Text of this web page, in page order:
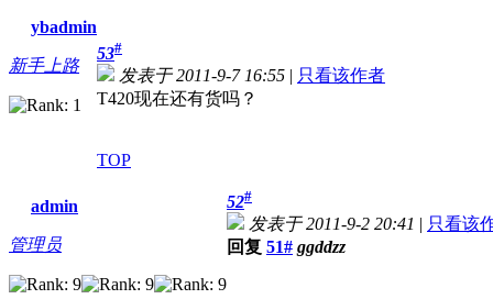
ybadmin
新手上路
53#
发表于 2011-9-7 16:55 | 只看该作者
T420现在还有货吗？
TOP
admin
管理员
52#
发表于 2011-9-2 20:41 | 只看该
回复 51# ggddzz